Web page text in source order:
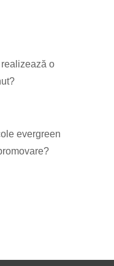
o
evergreen